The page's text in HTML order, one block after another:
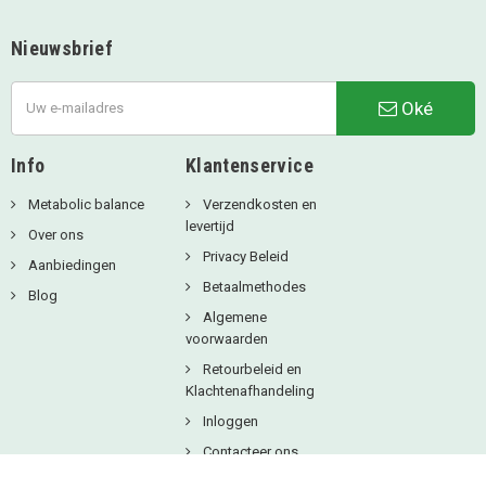
Nieuwsbrief
Oké
Info
Metabolic balance
Over ons
Aanbiedingen
Blog
Klantenservice
Verzendkosten en
levertijd
Privacy Beleid
Betaalmethodes
Algemene
voorwaarden
Retourbeleid en
Klachtenafhandeling
Inloggen
Contacteer ons